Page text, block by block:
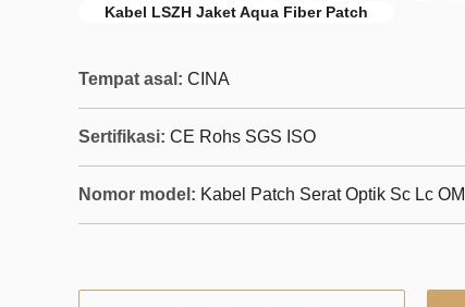
Kabel LSZH Jaket Aqua Fiber Patch
Tempat asal: CINA
Sertifikasi: CE Rohs SGS ISO
Nomor model: Kabel Patch Serat Optik Sc Lc